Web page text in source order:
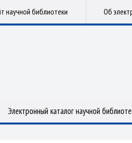
научной библиотеки Об
Электронный каталог научной